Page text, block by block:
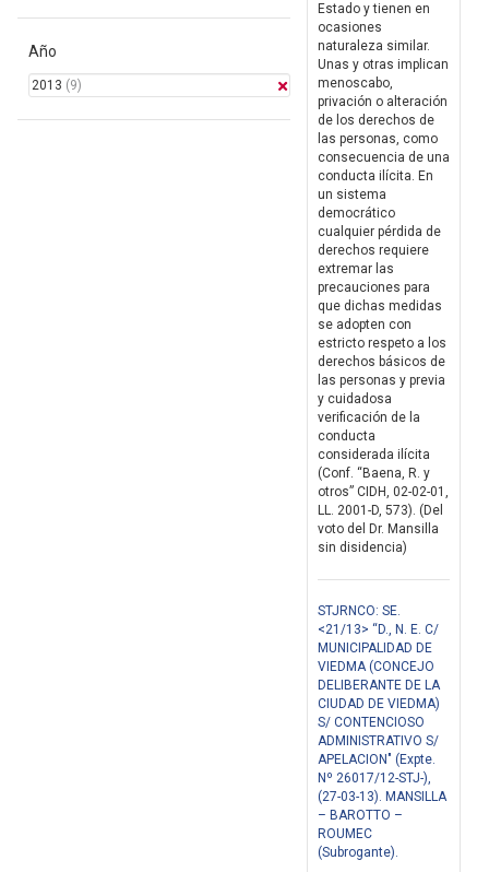
Año
2013 (9)
Estado y tienen en
ocasiones
naturaleza similar.
Unas y otras implican
menoscabo,
privación o alteración
de los derechos de
las personas, como
consecuencia de una
conducta ilícita. En
un sistema
democrático
cualquier pérdida de
derechos requiere
extremar las
precauciones para
que dichas medidas
se adopten con
estricto respeto a los
derechos básicos de
las personas y previa
y cuidadosa
verificación de la
conducta
considerada ilícita
(Conf. “Baena, R. y
otros” CIDH, 02-02-01,
LL. 2001-D, 573). (Del
voto del Dr. Mansilla
sin disidencia)
STJRNCO: SE.
<21/13> “D., N. E. C/
MUNICIPALIDAD DE
VIEDMA (CONCEJO
DELIBERANTE DE LA
CIUDAD DE VIEDMA)
S/ CONTENCIOSO
ADMINISTRATIVO S/
APELACION" (Expte.
Nº 26017/12-STJ-),
(27-03-13). MANSILLA
– BAROTTO –
ROUMEC
(Subrogante).